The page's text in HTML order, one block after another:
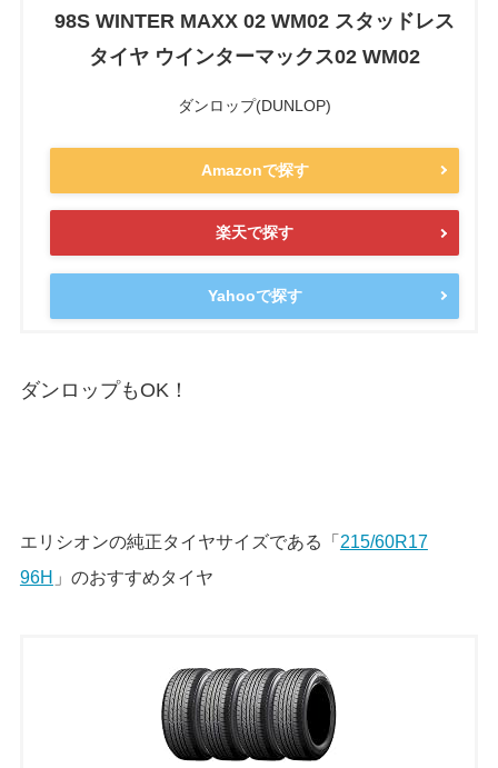
98S WINTER MAXX 02 WM02 スタッドレス
タイヤ ウインターマックス02 WM02
ダンロップ(DUNLOP)
Amazonで探す
楽天で探す
Yahooで探す
ダンロップもOK！
エリシオンの純正タイヤサイズである「 215/60R17
96H 」のおすすめタイヤ